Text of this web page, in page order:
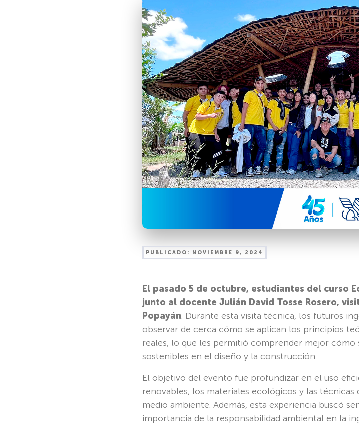
PUBLICADO: NOVIEMBRE 9, 2024
El pasado 5 de octubre, estudiantes del curso
junto al docente Julián David Tosse Rosero,
Popayán. Durante esta visita técnica, los futuros
observar de cerca cómo se aplican los principios
reales, lo que les permitió comprender mejor
sostenibles en el diseño y la construcción.
El objetivo del evento fue profundizar en el uso
renovables, los materiales ecológicos y las
medio ambiente. Además, esta experiencia buscó
importancia de la responsabilidad ambiental en la